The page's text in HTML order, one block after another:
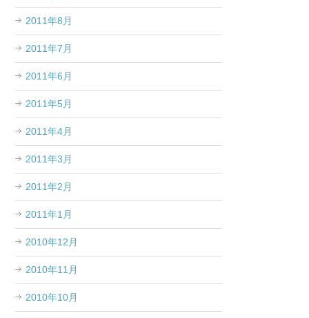
2011年8月
2011年7月
2011年6月
2011年5月
2011年4月
2011年3月
2011年2月
2011年1月
2010年12月
2010年11月
2010年10月